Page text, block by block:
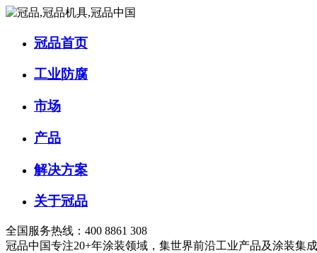
冠品首页
工业防腐
市场
产品
解决方案
关于冠品
全国服务热线：400 8861 308
冠品中国专注20+年涂装领域，集世界前沿工业产品及涂装集